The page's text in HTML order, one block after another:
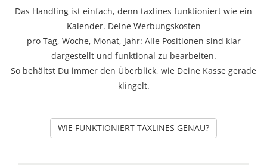
Das Handling ist einfach, denn taxlines funktioniert wie ein
Kalender. Deine Werbungskosten
pro Tag, Woche, Monat, Jahr: Alle Positionen sind klar
dargestellt und funktional zu bearbeiten.
So behältst Du immer den Überblick, wie Deine Kasse gerade
klingelt.
WIE FUNKTIONIERT TAXLINES GENAU?